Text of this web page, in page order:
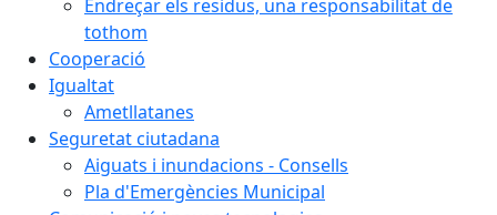
Endreçar els residus, una responsabilitat de
tothom
Cooperació
Igualtat
Ametllatanes
Seguretat ciutadana
Aiguats i inundacions - Consells
Pla d'Emergències Municipal